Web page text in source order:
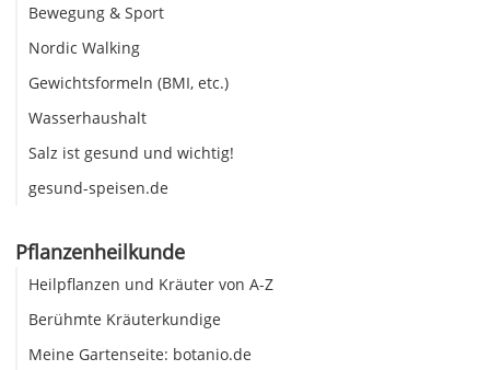
Bewegung & Sport
Nordic Walking
Gewichtsformeln (BMI, etc.)
Wasserhaushalt
Salz ist gesund und wichtig!
gesund-speisen.de
Pflanzenheilkunde
Heilpflanzen und Kräuter von A-Z
Berühmte Kräuterkundige
Meine Gartenseite: botanio.de